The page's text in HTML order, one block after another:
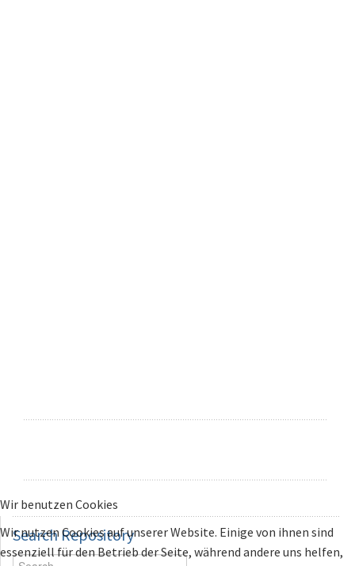
SearchRepository
Wir benutzen Cookies
Wir nutzen Cookies auf unserer Website. Einige von ihnen sind
essenziell für den Betrieb der Seite, während andere uns helfen,